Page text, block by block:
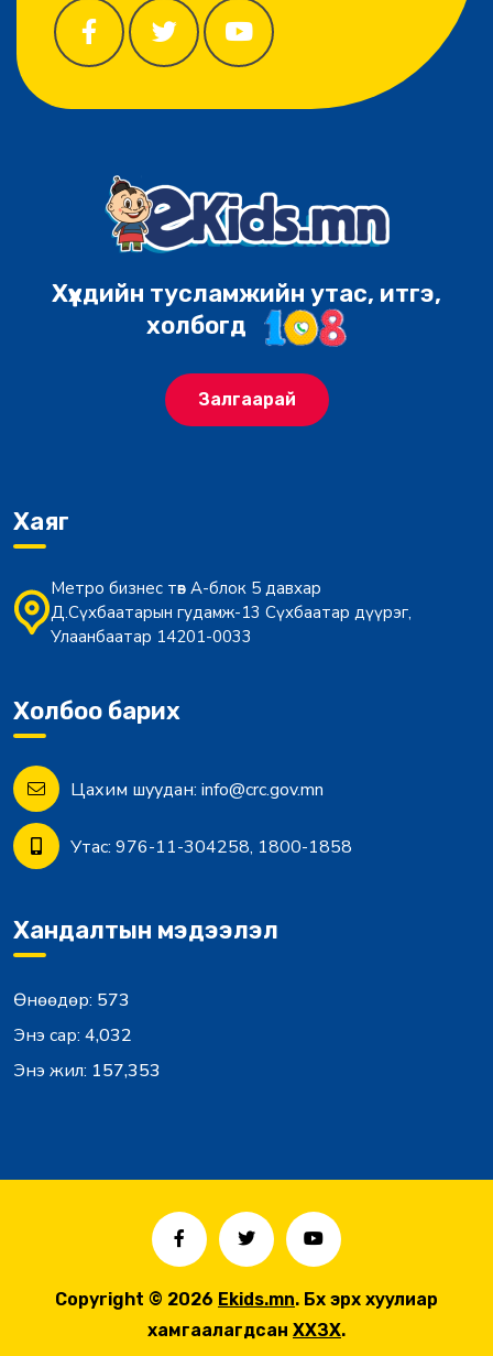
Хүүхдийн тусламжийн утас, итгэ,
холбогд
Залгаарай
Хаяг
Метро бизнес төв А-блок 5 давхар
Д.Сүхбаатарын гудамж-13 Сүхбаатар дүүрэг,
Улаанбаатар 14201-0033
Холбоо барих
Цахим шуудан: info@crc.gov.mn
Утас: 976-11-304258, 1800-1858
Хандалтын мэдээлэл
Өнөөдөр: 573
Энэ сар: 4,032
Энэ жил: 157,353
Copyright © 2026 Ekids.mn. Бүх эрх хуулиар
хамгаалагдсан ХХЗХ.